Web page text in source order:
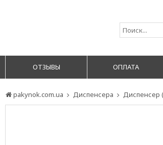
pakynok.com.ua Диспенсера Диспенсер
ОТЗЫВЫ ОПЛАТА